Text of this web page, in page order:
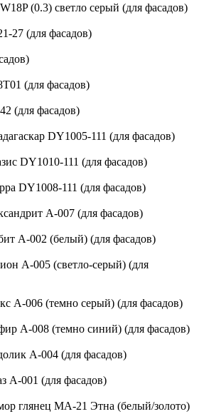
(0.3) светло серый (для фасадов)
27 (для фасадов)
(для фасадов)
(для фасадов)
DY1005-111 (для фасадов)
DY1010-111 (для фасадов)
DY1008-111 (для фасадов)
А-007 (для фасадов)
А-002 (белый) (для фасадов)
А-005 (светло-серый) (для
А-006 (темно серый) (для фасадов)
А-008 (темно синий) (для фасадов)
А-004 (для фасадов)
А-001 (для фасадов)
глянец MA-21 Этна (белый/золото)